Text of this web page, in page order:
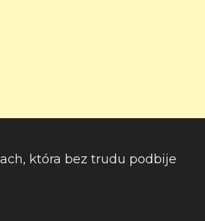
która bez trudu podbije